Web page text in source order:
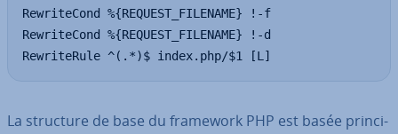
RewriteCond %{REQUEST_FILENAME} !-f
RewriteCond %{REQUEST_FILENAME} !-d
RewriteRule ^(.*)$ index.php/$1 [L]
La structure de base du framework PHP est basée prin­ci­